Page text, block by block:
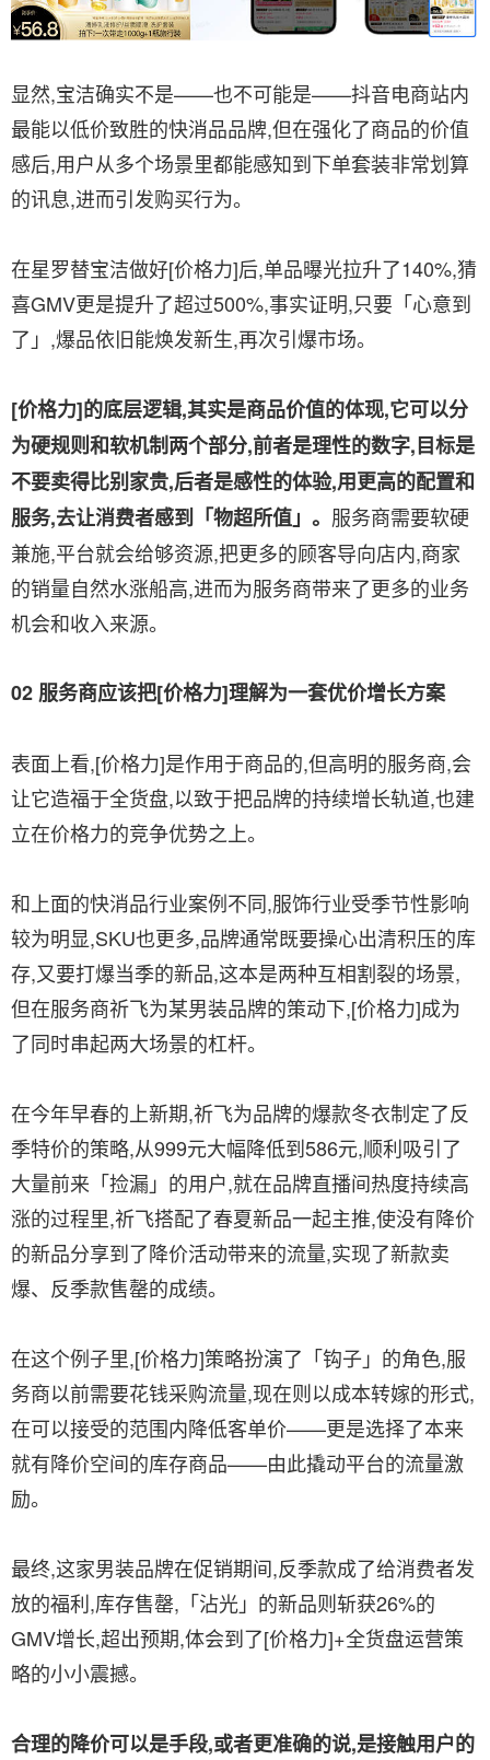
显然,宝洁确实不是——也不可能是——抖音电商站内
最能以低价致胜的快消品品牌,但在强化了商品的价值
感后,用户从多个场景里都能感知到下单套装非常划算
的讯息,进而引发购买行为。
在星罗替宝洁做好[价格力]后,单品曝光拉升了140%,猜
喜GMV更是提升了超过500%,事实证明,只要「心意到
了」,爆品依旧能焕发新生,再次引爆市场。
[价格力]的底层逻辑,其实是商品价值的体现,它可以分
为硬规则和软机制两个部分,前者是理性的数字,目标是
不要卖得比别家贵,后者是感性的体验,用更高的配置和
服务,去让消费者感到「物超所值」。 服务商需要软硬
兼施,平台就会给够资源,把更多的顾客导向店内,商家
的销量自然水涨船高,进而为服务商带来了更多的业务
机会和收入来源。
02 服务商应该把[价格力]理解为一套优价增长方案
表面上看,[价格力]是作用于商品的,但高明的服务商,会
让它造福于全货盘,以致于把品牌的持续增长轨道,也建
立在价格力的竞争优势之上。
和上面的快消品行业案例不同,服饰行业受季节性影响
较为明显,SKU也更多,品牌通常既要操心出清积压的库
存,又要打爆当季的新品,这本是两种互相割裂的场景,
但在服务商祈飞为某男装品牌的策动下,[价格力]成为
了同时串起两大场景的杠杆。
在今年早春的上新期,祈飞为品牌的爆款冬衣制定了反
季特价的策略,从999元大幅降低到586元,顺利吸引了
大量前来「捡漏」的用户,就在品牌直播间热度持续高
涨的过程里,祈飞搭配了春夏新品一起主推,使没有降价
的新品分享到了降价活动带来的流量,实现了新款卖
爆、反季款售罄的成绩。
在这个例子里,[价格力]策略扮演了「钩子」的角色,服
务商以前需要花钱采购流量,现在则以成本转嫁的形式,
在可以接受的范围内降低客单价——更是选择了本来
就有降价空间的库存商品——由此撬动平台的流量激
励。
最终,这家男装品牌在促销期间,反季款成了给消费者发
放的福利,库存售罄,「沾光」的新品则斩获26%的
GMV增长,超出预期,体会到了[价格力]+全货盘运营策
略的小小震撼。
合理的降价可以是手段,或者更准确的说,是接触用户的